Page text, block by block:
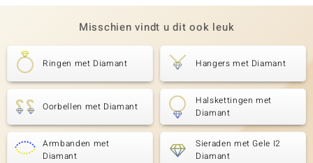
Misschien vindt u dit ook leuk
Ringen met Diamant Hangers met Diamant
Oorbellen met Diamant
Halskettingen met
Diamant
Armbanden met
Diamant
Sieraden met Gele I2
Diamant